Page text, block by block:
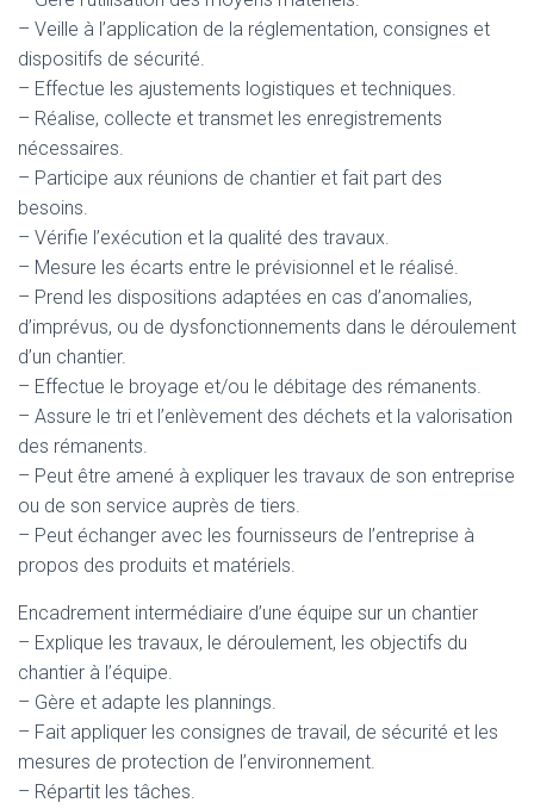
– Veille à l’application de la réglementation, consignes et
dispositifs de sécurité.
– Effectue les ajustements logistiques et techniques.
– Réalise, collecte et transmet les enregistrements
nécessaires.
– Participe aux réunions de chantier et fait part des
besoins.
– Vérifie l’exécution et la qualité des travaux.
– Mesure les écarts entre le prévisionnel et le réalisé.
– Prend les dispositions adaptées en cas d’anomalies,
d’imprévus, ou de dysfonctionnements dans le déroulement
d’un chantier.
– Effectue le broyage et/ou le débitage des rémanents.
– Assure le tri et l’enlèvement des déchets et la valorisation
des rémanents.
– Peut être amené à expliquer les travaux de son entreprise
ou de son service auprès de tiers.
– Peut échanger avec les fournisseurs de l’entreprise à
propos des produits et matériels.
Encadrement intermédiaire d’une équipe sur un chantier
– Explique les travaux, le déroulement, les objectifs du
chantier à l’équipe.
– Gère et adapte les plannings.
– Fait appliquer les consignes de travail, de sécurité et les
mesures de protection de l’environnement.
– Répartit les tâches.